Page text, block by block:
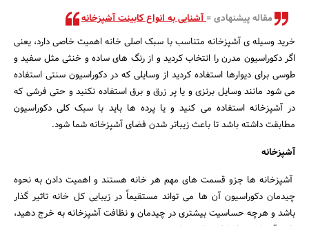
مقاله پیشنهادی =آشنایی به انواع کابینت آشپزخانه
خرید وسیله ی آشپزخانه متناسب با سبک اصلی خانه اهمیت خاصی دارد، یعنی
اگر دکوراسیون مدرن را انتخاب کردید و از رنگ های ساده و خنثی مثل سفید و
طوسی برای دیوارها استفاده کردید از وسایلی که در دکوراسیون سنتی استفاده
می شود مانند وسایل برنزی و یا پر زرق و برق استفاده نکنید و حتی فرشی که
در آشپزخانه استفاده می کنید و یا پرده ها باید با سبک کلی دکوراسیون
مطابقت داشته باشد تا باعث زیباتر شدن فضای آشپزخانه شما شود.
آشپزخانه
آشپزخانه ها جزو قسمت های مهم هر خانه هستند و اهمیت دادن به نحوه
چیدمان دکوراسیون آن ها می تواند مستقیماً در زیبایی کل خانه تاثیر گذار
باشد و هرچه حساسیت بیشتری در چیدمان و نظافت آشپزخانه به خرج دهید،